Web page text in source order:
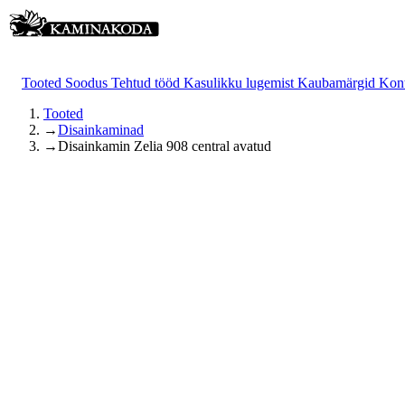
Tooted Soodus Tehtud tööd Kasulikku lugemist Kaubamärgid
Tooted
→Disainkaminad
→Disainkamin Zelia 908 central avatud